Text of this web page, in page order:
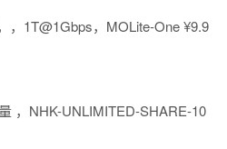
，1T@1Gbps，MOLite-One ¥9.9
，NHK-UNLIMITED-SHARE-10